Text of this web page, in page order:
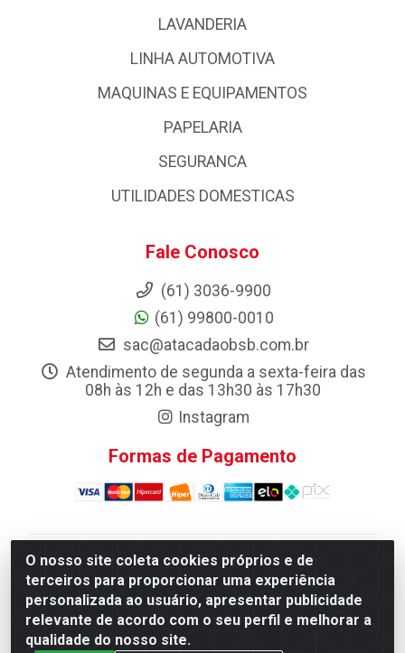
O nosso site coleta cookies próprios e de
terceiros para proporcionar uma experiência
personalizada ao usuário, apresentar publicidade
relevante de acordo com o seu perfil e melhorar a
qualidade do nosso site.
LAVANDERIA
LINHA AUTOMOTIVA
MAQUINAS E EQUIPAMENTOS
PAPELARIA
SEGURANCA
UTILIDADES DOMESTICAS
Fale Conosco
(61) 3036-9900
(61) 99800-0010
sac@atacadaobsb.com.br
Atendimento de segunda a sexta-feira das
08h às 12h e das 13h30 às 17h30
Instagram
Formas de Pagamento
Atacadao da Limpeza F. Pereira Queiroz Comercio e
Distribuicao LTDA - Quadra Qi 10 Lotes 39 e, 41 - Setor
Industrial (Taguatinga), Brasília/DF - CEP 72.135-100 -
CNPJ 13.184.675/0001-80